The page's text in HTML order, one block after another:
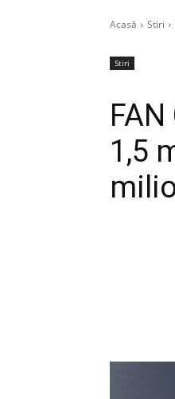
Acasă Stiri
Stiri
1,5